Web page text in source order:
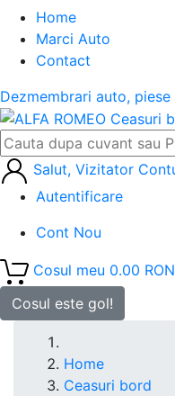
Home
Marci Auto
Contact
Dezmembrari auto, piese
Salut, Vizitator
Autentificare
Cont Nou
Cosul meu 0.00 RON
Cosul este gol!
Home
Ceasuri bord